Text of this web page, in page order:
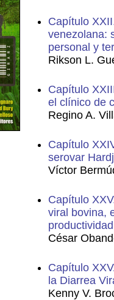
Capítulo
venezolana:
personal y
Rikson L.
Capítulo
el clínico de
Regino A.
Capítulo
serovar
Víctor
Capítulo
viral bovina,
César
Capítulo
la Diarrea
Kenny V.